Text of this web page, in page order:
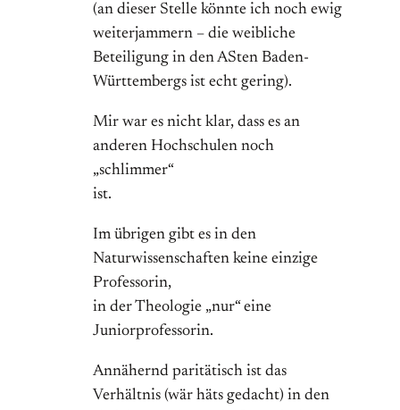
(an dieser Stelle könnte ich noch ewig
weiterjammern – die weibliche
Beteiligung in den ASten Baden-
Württembergs ist echt gering).
Mir war es nicht klar, dass es an
anderen Hochschulen noch
„schlimmer“
ist.
Im übrigen gibt es in den
Naturwissenschaften keine einzige
Professorin,
in der Theologie „nur“ eine
Juniorprofessorin.
Annähernd paritätisch ist das
Verhältnis (wär häts gedacht) in den